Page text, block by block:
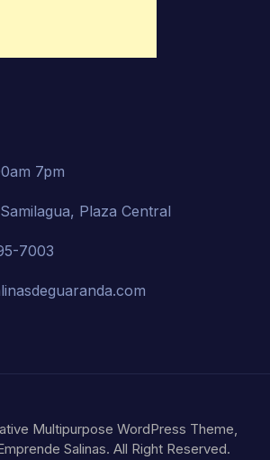
7pm
Plaza Central
7003
Multipurpose WordPress Theme,
Salinas. All Right Reserved.